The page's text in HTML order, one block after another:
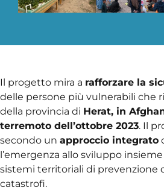
Il progetto mira a rafforzare la
delle persone più vulnerabili che
della provincia di Herat, in
terremoto dell’ottobre 2023. Il
secondo un approccio integrato
l’emergenza allo sviluppo
sistemi territoriali di prevenzione
catastrofi.